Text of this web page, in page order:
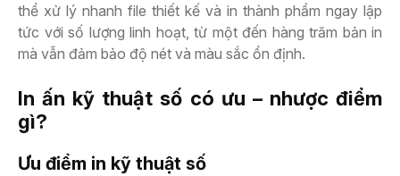
thể xử lý nhanh file thiết kế và in thành phẩm ngay lập
tức với số lượng linh hoạt, từ một đến hàng trăm bản in
mà vẫn đảm bảo độ nét và màu sắc ổn định.
In ấn kỹ thuật số có ưu – nhược điểm
gì?
Ưu điểm in kỹ thuật số